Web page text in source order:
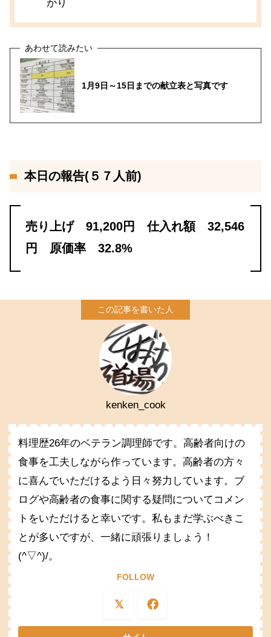
がり
1月9日～15日までの献立表と写真です
本日の報告(５７人前)
売り上げ 91,200円 仕入れ額 32,546
円 原価率 32.8%
kenken_cook
料理歴26年のベテラン調理師です。高齢者向けの
食事を工夫しながら作っています。高齢者の方々
に喜んでいただけるよう日々努力しています。ブ
ログや高齢者の食事に関する疑問についてコメン
トをいただけると幸いです。私もまだ学ぶべきこ
とが多いですが、一緒に頑張りましょう！
(^▽^)/。
FOLLOW